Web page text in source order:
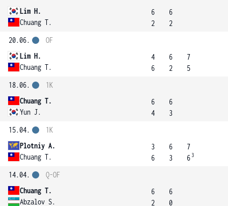
Lim H.
Chuang T.
6
2
6
2
20.06.
Lim H.
Chuang T.
OF
4
6
6
2
7
5
18.06.
Chuang T.
Yun J.
1K
6
4
6
3
15.04.
Plotniy A.
Chuang T.
1K
3
6
6
3
7
6 3
14.04.
Chuang T.
Abzalov S.
Q-OF
6
2
6
0